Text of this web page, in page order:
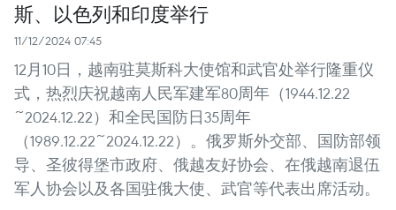
斯、以色列和印度举行
11/12/2024 07:45
12月10日，越南驻莫斯科大使馆和武官处举行隆重仪
式，热烈庆祝越南人民军建军80周年（1944.12.22
~2024.12.22）和全民国防日35周年
（1989.12.22~2024.12.22）。俄罗斯外交部、国防部领
导、圣彼得堡市政府、俄越友好协会、在俄越南退伍
军人协会以及各国驻俄大使、武官等代表出席活动。